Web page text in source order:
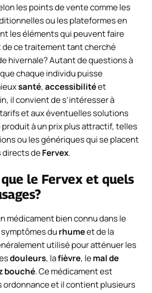
les points de vente comme les
ou les plateformes en
les éléments qui peuvent faire
ce traitement tant cherché
hivernale? Autant de questions à
chaque individu puisse
santé, accessibilitéet
il convient de s’intéresser à
et aux éventuelles solutions
à un prix plus attractif, telles
ou les génériques qui se placent
directs deFervex.
que le Fervex et quels
médicament bien connu dans le
du rhumeet de la
utilisé pour atténuer les
douleurs, lafièvre, lemal de
bouché. Ce médicament est
ordonnance et il contient plusieurs